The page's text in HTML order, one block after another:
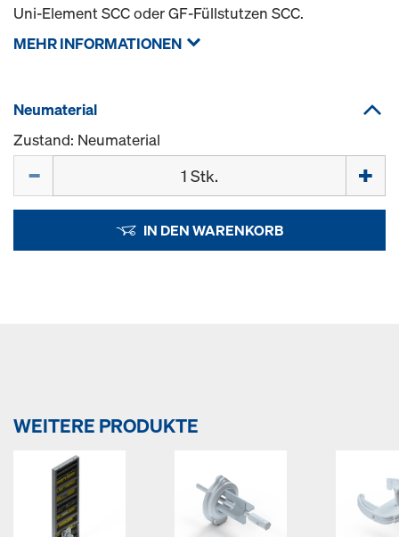
Uni-Element SCC oder GF-Füllstutzen SCC.
MEHR INFORMATIONEN
Neumaterial
Zustand: Neumaterial
IN DEN WARENKORB
WEITERE PRODUKTE